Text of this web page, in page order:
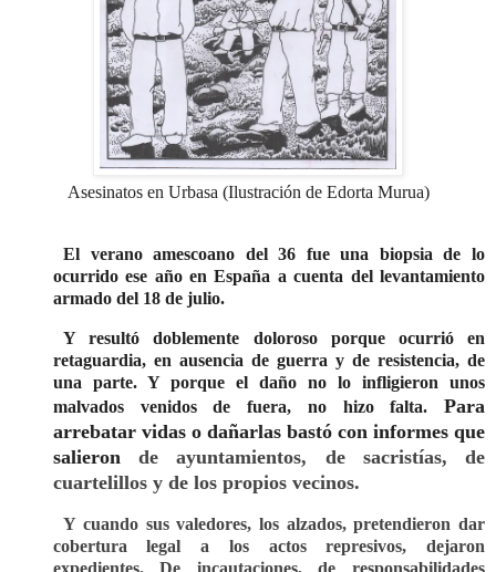
Asesinatos en Urbasa (Ilustración de Edorta Murua)
El verano amescoano del 36 fue una biopsia de lo
ocurrido ese año en España a cuenta del levantamiento
armado del 18 de julio.
Y resultó doblemente doloroso porque ocurrió en
retaguardia, en ausencia de guerra y de resistencia, de
una parte. Y porque el daño no lo infligieron unos
malvados venidos de fuera, no hizo falta. Para
arrebatar vidas o dañarlas bastó con informes que
salieronde ayuntamientos, de sacristías, de
cuartelillos y de los propios vecinos.
Y cuando sus valedores, los alzados, pretendieron dar
cobertura legal a los actos represivos, dejaron
expedientes. De incautaciones, de responsabilidades